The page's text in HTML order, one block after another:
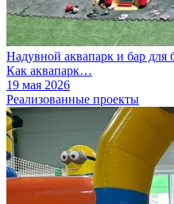
Надувной аквапарк и бар для
Как аквапарк…
19 мая 2026
Реализованные проекты